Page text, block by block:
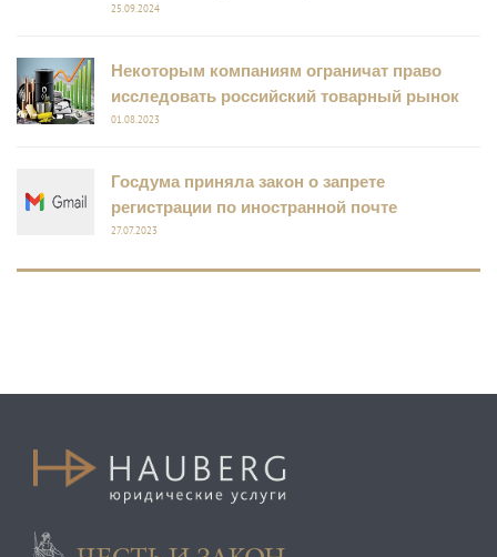
25.09.2024
Некоторым компаниям ограничат право
исследовать российский товарный рынок
01.08.2023
Госдума приняла закон о запрете
регистрации по иностранной почте
27.07.2023